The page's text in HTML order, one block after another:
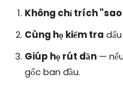
Không chỉ trích "sao
Cùng họ kiểm tra
Giúp họ rút dần —
gốc ban đầu.